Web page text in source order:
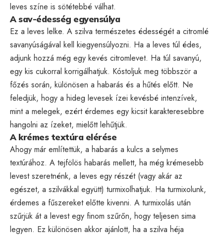
leves színe is sötétebbé válhat.
A sav-édesség egyensúlya
Ez a leves lelke. A szilva természetes édességét a citromlé
savanyúságával kell kiegyensúlyozni. Ha a leves túl édes,
adjunk hozzá még egy kevés citromlevet. Ha túl savanyú,
egy kis cukorral korrigálhatjuk. Kóstoljuk meg többször a
főzés során, különösen a habarás és a hűtés előtt. Ne
feledjük, hogy a hideg levesek ízei kevésbé intenzívek,
mint a melegek, ezért érdemes egy kicsit karakteresebbre
hangolni az ízeket, mielőtt lehűtjük.
A krémes textúra elérése
Ahogy már említettük, a habarás a kulcs a selymes
textúrához. A tejfölös habarás mellett, ha még krémesebb
levest szeretnénk, a leves egy részét (vagy akár az
egészet, a szilvákkal együtt) turmixolhatjuk. Ha turmixolunk,
érdemes a fűszereket előtte kivenni. A turmixolás után
szűrjük át a levest egy finom szűrőn, hogy teljesen sima
legyen. Ez különösen akkor ajánlott, ha a szilva héja